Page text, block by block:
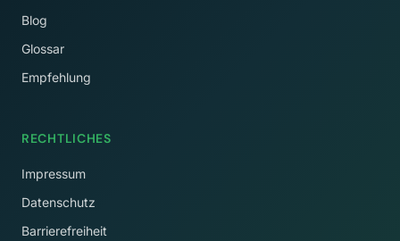
Blog
Glossar
Empfehlung
RECHTLICHES
Impressum
Datenschutz
Barrierefreiheit